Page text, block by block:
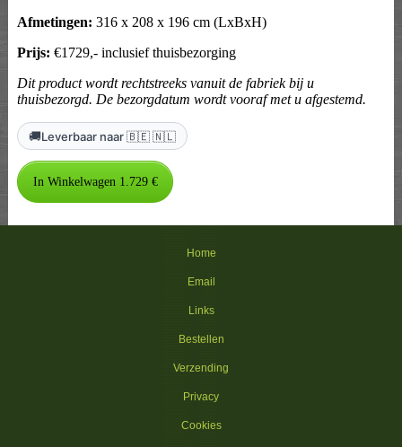
Afmetingen: 316 x 208 x 196 cm (LxBxH)
Prijs: €1729,- inclusief thuisbezorging
Dit product wordt rechtstreeks vanuit de fabriek bij u
thuisbezorgd. De bezorgdatum wordt vooraf met u afgestemd.
🚚Leverbaar naar 🇧🇪 🇳🇱
Home
Email
Links
Bestellen
Verzending
Privacy
Cookies